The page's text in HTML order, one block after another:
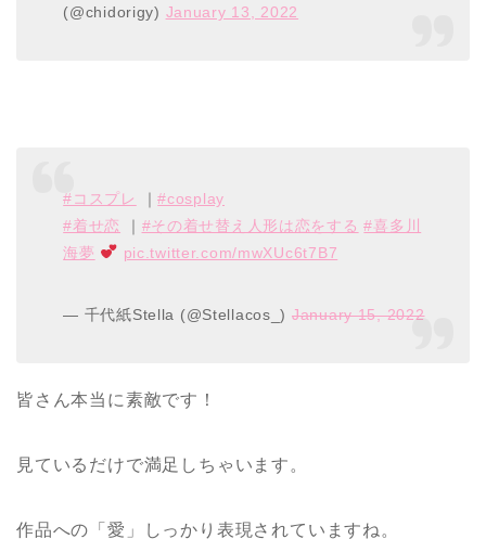
(@chidorigy) January 13, 2022
#コスプレ ｜#cosplay
#着せ恋
｜ #その着せ替え人形は恋をする #喜多川
海夢
pic.twitter.com/mwXUc6t7B7
— 千代紙Stella (@Stellacos_) January 15, 2022
皆さん本当に素敵です！
見ているだけで満足しちゃいます。
作品への「愛」しっかり表現されていますね。